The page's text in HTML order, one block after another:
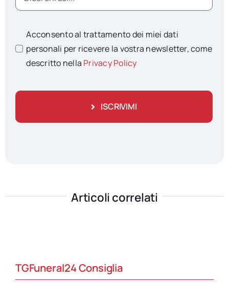
Acconsento al trattamento dei miei dati
personali per ricevere la vostra newsletter, come
descritto nella Privacy Policy
ISCRIVIMI
Articoli correlati
TGFuneral24 Consiglia